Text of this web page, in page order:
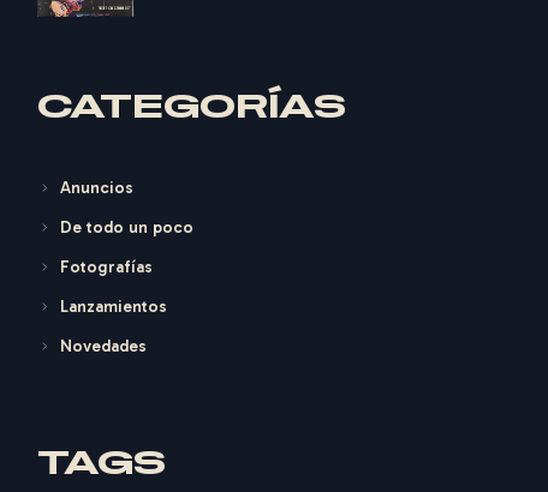
ARDT
CATEGORÍAS
Anuncios
De todo un poco
Fotografías
Lanzamientos
Novedades
TAGS